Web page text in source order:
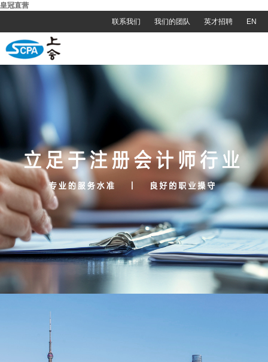
皇冠直营
联系我们
我们的团队 英才招聘 EN